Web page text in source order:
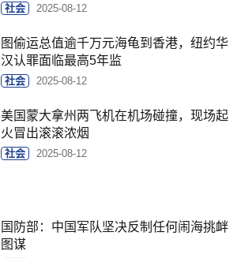
社会 2025-08-12
图偷运总值逾千万元海龟到香港，纽约华
汉认罪面临最高5年监
社会 2025-08-12
美国蒙大拿州两飞机在机场碰撞，现场起
火冒出滚滚浓烟
社会 2025-08-12
国防部：中国军队坚决反制任何闹海挑衅
图谋